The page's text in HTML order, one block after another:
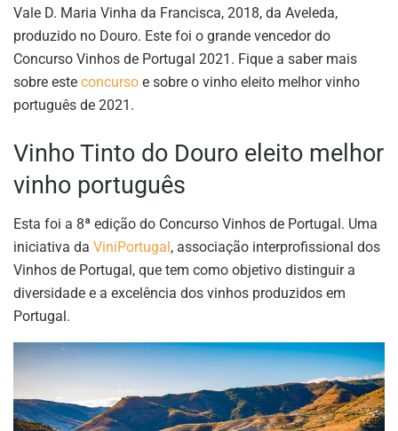
Vale D. Maria Vinha da Francisca, 2018, da Aveleda,
produzido no Douro. Este foi o grande vencedor do
Concurso Vinhos de Portugal 2021. Fique a saber mais
sobre este concurso e sobre o vinho eleito melhor vinho
português de 2021.
Vinho Tinto do Douro eleito melhor
vinho português
Esta foi a 8ª edição do Concurso Vinhos de Portugal. Uma
iniciativa da ViniPortugal , associação interprofissional dos
Vinhos de Portugal, que tem como objetivo distinguir a
diversidade e a excelência dos vinhos produzidos em
Portugal.